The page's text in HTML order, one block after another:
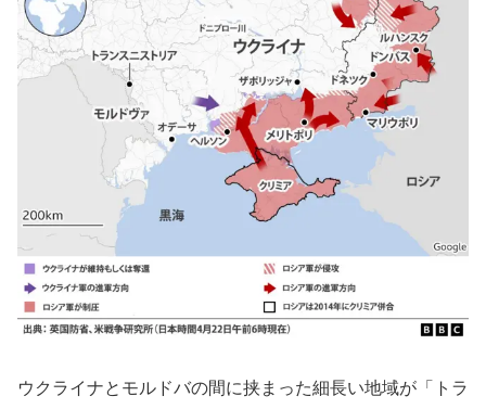
ウクライナとモルドバの間に挟まった細長い地域が「トラ